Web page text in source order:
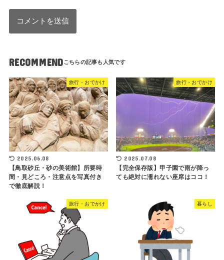
RECOMMEND
旅行・おでかけ
2025.06.08
【鳥取砂丘・砂の美術館】所要時
間・見どころ・注意点を写真付き
で徹底解説！
旅行・おでかけ
2025.07.08
【完全保存版】甲子園で雨が降っ
ても絶対に濡れない座席はココ！
旅行・おでかけ 暮らし